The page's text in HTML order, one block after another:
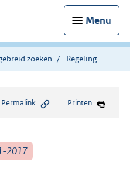
Menu
zoeken Regeling
Permalink Printen
2017